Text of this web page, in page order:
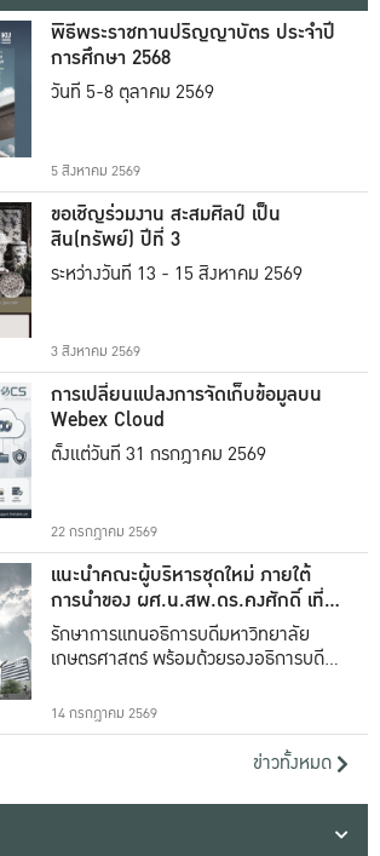
พิธีพระราชทานปริญญาบัตร ประจำปี
การศึกษา 2568
วันที่ 5-8 ตุลาคม 2569
5 สิงหาคม 2569
ขอเชิญร่วมงาน สะสมศิลป์ เป็น
สิน(ทรัพย์) ปีที่ 3
ระหว่างวันที่ 13 - 15 สิงหาคม 2569
3 สิงหาคม 2569
การเปลี่ยนแปลงการจัดเก็บข้อมูลบน
Webex Cloud
ตั้งแต่วันที่ 31 กรกฎาคม 2569
22 กรกฎาคม 2569
แนะนำคณะผู้บริหารชุดใหม่ ภายใต้
การนำของ ผศ.น.สพ.ดร.คงศักดิ์ เที่ยง
ธรรม
รักษาการแทนอธิการบดีมหาวิทยาลัย
เกษตรศาสตร์ พร้อมด้วยรองอธิการบดีทั้ง
14 กรกฎาคม 2569
ข่าวทั้งหมด